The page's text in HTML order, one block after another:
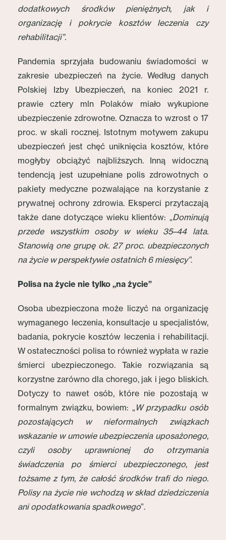
dodatkowych środków pieniężnych, jak i
organizację i pokrycie kosztów leczenia czy
rehabilitacji”.
Pandemia sprzyjała budowaniu świadomości w
zakresie ubezpieczeń na życie. Według danych
Polskiej Izby Ubezpieczeń, na koniec 2021 r.
prawie cztery mln Polaków miało wykupione
ubezpieczenie zdrowotne. Oznacza to wzrost o 17
proc. w skali rocznej. Istotnym motywem zakupu
ubezpieczeń jest chęć uniknięcia kosztów, które
mogłyby obciążyć najbliższych. Inną widoczną
tendencją jest uzupełniane polis zdrowotnych o
pakiety medyczne pozwalające na korzystanie z
prywatnej ochrony zdrowia. Eksperci przytaczają
także dane dotyczące wieku klientów: „Dominują
przede wszystkim osoby w wieku 35–44 lata.
Stanowią one grupę ok. 27 proc. ubezpieczonych
na życie w perspektywie ostatnich 6 miesięcy”.
Polisa na życie nie tylko „na życie”
Osoba ubezpieczona może liczyć na organizację
wymaganego leczenia, konsultacje u specjalistów,
badania, pokrycie kosztów leczenia i rehabilitacji.
W ostateczności polisa to również wypłata w razie
śmierci ubezpieczonego. Takie rozwiązania są
korzystne zarówno dla chorego, jak i jego bliskich.
Dotyczy to nawet osób, które nie pozostają w
formalnym związku, bowiem: „W przypadku osób
pozostających w nieformalnych związkach
wskazanie w umowie ubezpieczenia uposażonego,
czyli osoby uprawnionej do otrzymania
świadczenia po śmierci ubezpieczonego, jest
tożsame z tym, że całość środków trafi do niego.
Polisy na życie nie wchodzą w skład dziedziczenia
ani opodatkowania spadkowego”.